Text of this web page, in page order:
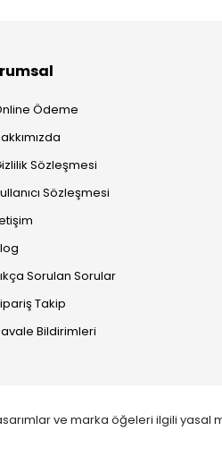
Ödeme
Sözleşmesi
Sözleşmesi
Sorulan Sorular
Takip
Bildirimleri
ve marka öğeleri ilgili yasal